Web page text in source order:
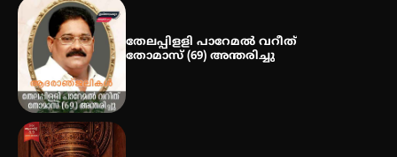
തേലപ്പിളളി പാറേമൽ വറീത്
തോമാസ് (69) അന്തരിച്ചു